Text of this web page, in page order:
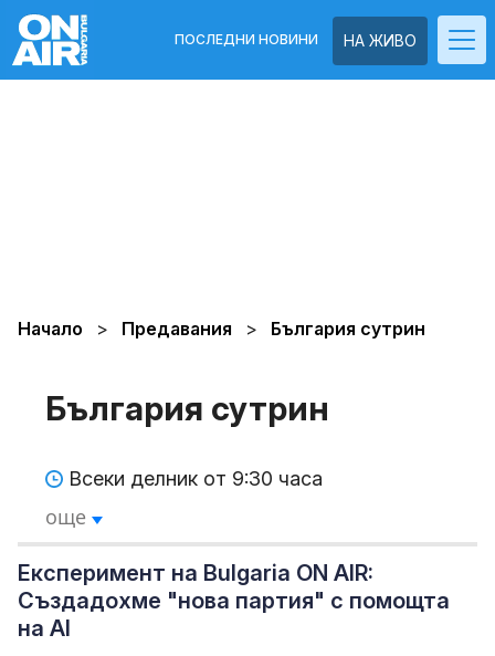
НА ЖИВО
ПОСЛЕДНИ НОВИНИ
Начало Предавания България сутрин
България сутрин
Всеки делник от 9:30 часа
още
Експеримент на Bulgaria ON AIR:
Създадохме "нова партия" с помощта
на AI